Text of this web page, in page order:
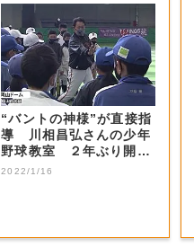
“バントの神様”が直接指
導 川相昌弘さんの少年
野球教室 ２年ぶり開催
【岡山・岡山...
2022/1/16